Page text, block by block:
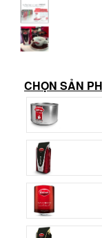
CHỌN SẢN